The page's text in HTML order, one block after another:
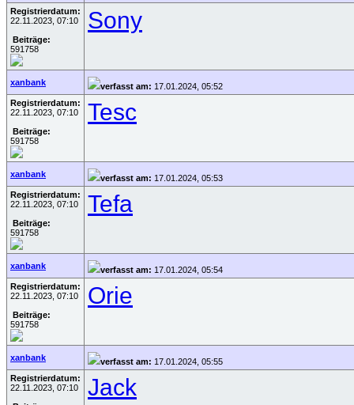
Registrierdatum:
22.11.2023, 07:10
Beiträge:
591758
Sony
xanbank verfasst am: 17.01.2024, 05:52
Registrierdatum:
22.11.2023, 07:10
Beiträge:
591758
Tesc
xanbank verfasst am: 17.01.2024, 05:53
Registrierdatum:
22.11.2023, 07:10
Beiträge:
591758
Tefa
xanbank verfasst am: 17.01.2024, 05:54
Registrierdatum:
22.11.2023, 07:10
Beiträge:
591758
Orie
xanbank verfasst am: 17.01.2024, 05:55
Registrierdatum:
22.11.2023, 07:10
Jack